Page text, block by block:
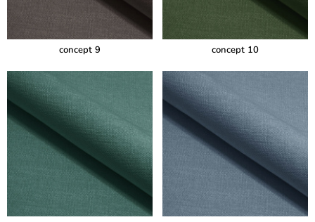
concept 9 concept 10